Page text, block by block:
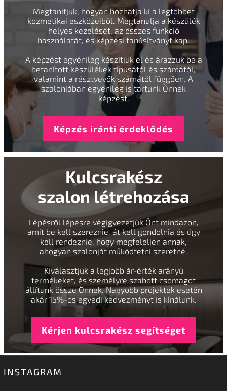
Megtanítjuk, hogyan hozhatja ki a legtöbbet
kozmetikai eszközeiből. Megtanulja a készülék
helyes kezelését, az összes funkció
használatát, és képzési tanúsítványt kap.
A képzést egyénileg készítjük el és árazzuk be a
betanított készülékek típusától és számától,
valamint a résztvevők számától függően. A
szalonjában egyénileg is tartunk Önnek
képzést.
Képzés iránti érdeklődés
Kulcsrakész
szalon létrehozása
Lépésről lépésre végigvezetjük Önt mindazon,
amit be kell szereznie, át kell gondolnia és úgy
kell rendeznie, hogy megfeleljen annak,
ahogyan szalonját működtetni szeretné.
Kiválasztjuk a legjobb ár-érték arányú
termékeket, és személyre szabott csomagot
állítunk össze Önnek. Nagyobb projektek esetén
akár 15%-os egyedi kedvezményt is kínálunk.
Kérjen kulcsrakész segítséget
INSTAGRAM